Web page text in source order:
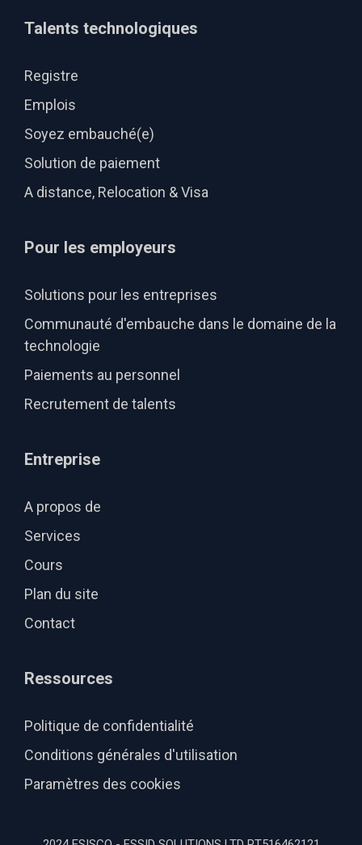
Talents technologiques
Registre
Emplois
Soyez embauché(e)
Solution de paiement
A distance, Relocation & Visa
Pour les employeurs
Solutions pour les entreprises
Communauté d'embauche dans le domaine de la
technologie
Paiements au personnel
Recrutement de talents
Entreprise
A propos de
Services
Cours
Plan du site
Contact
Ressources
Politique de confidentialité
Conditions générales d'utilisation
Paramètres des cookies